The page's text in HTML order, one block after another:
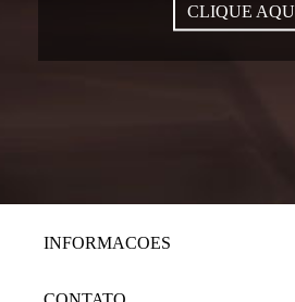
CLIQUE
INFORMACOES